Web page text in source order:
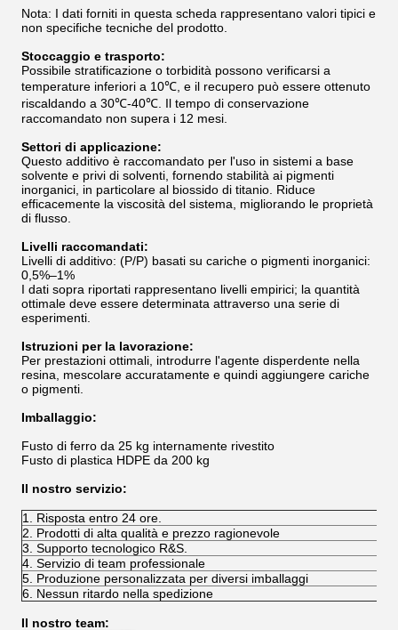
Nota: I dati forniti in questa scheda rappresentano valori tipici e
non specifiche tecniche del prodotto.
Stoccaggio e trasporto:
Possibile stratificazione o torbidità possono verificarsi a
temperature inferiori a 10℃, e il recupero può essere ottenuto
riscaldando a 30℃-40℃. Il tempo di conservazione
raccomandato non supera i 12 mesi.
Settori di applicazione:
Questo additivo è raccomandato per l'uso in sistemi a base
solvente e privi di solventi, fornendo stabilità ai pigmenti
inorganici, in particolare al biossido di titanio. Riduce
efficacemente la viscosità del sistema, migliorando le proprietà
di flusso.
Livelli raccomandati:
Livelli di additivo: (P/P) basati su cariche o pigmenti inorganici:
0,5%–1%
I dati sopra riportati rappresentano livelli empirici; la quantità
ottimale deve essere determinata attraverso una serie di
esperimenti.
Istruzioni per la lavorazione:
Per prestazioni ottimali, introdurre l'agente disperdente nella
resina, mescolare accuratamente e quindi aggiungere cariche
o pigmenti.
Imballaggio:
Fusto di ferro da 25 kg internamente rivestito
Fusto di plastica HDPE da 200 kg
Il nostro servizio:
1. Risposta entro 24 ore.
2. Prodotti di alta qualità e prezzo ragionevole
3. Supporto tecnologico R&S.
4. Servizio di team professionale
5. Produzione personalizzata per diversi imballaggi
6. Nessun ritardo nella spedizione
Il nostro team: